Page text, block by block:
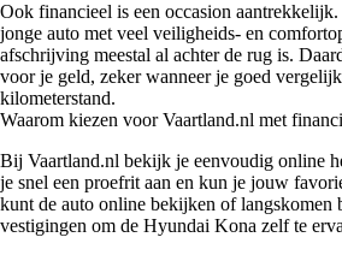
Ook financieel is een occasion
jonge auto met veel veiligheids- en
afschrijving meestal al achter de rug is.
voor je geld, zeker wanneer je goed
kilometerstand.
Waarom kiezen voor Vaartland.nl met
Bij Vaartland.nl bekijk je eenvoudig online
je snel een proefrit aan en kun je jouw
kunt de auto online bekijken of langskomen
vestigingen om de Hyundai Kona zelf te